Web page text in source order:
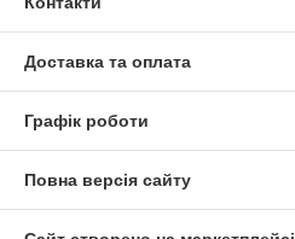
Доставка та оплата
Графік роботи
Повна версія сайту